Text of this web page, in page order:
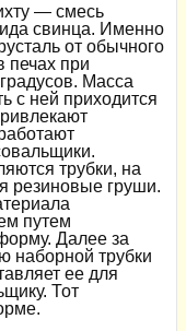
— смесь
свинца. Именно
от обычного
печах при
Масса
с ней приходится
трубки, на
резиновые груши.
путем
Далее за
наборной трубки
ее для
Тот